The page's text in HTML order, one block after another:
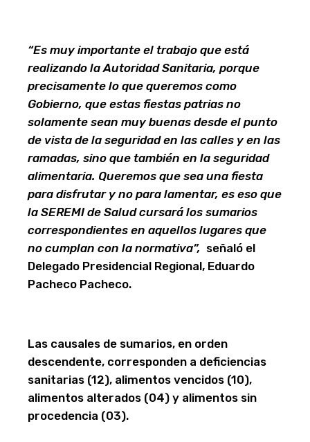
“Es muy importante el trabajo que está
realizando la Autoridad Sanitaria, porque
precisamente lo que queremos como
Gobierno, que estas fiestas patrias no
solamente sean muy buenas desde el punto
de vista de la seguridad en las calles y en las
ramadas, sino que también en la seguridad
alimentaria. Queremos que sea una fiesta
para disfrutar y no para lamentar, es eso que
la SEREMI de Salud cursará los sumarios
correspondientes en aquellos lugares que
no cumplan con la normativa”, señaló el
Delegado Presidencial Regional, Eduardo
Pacheco Pacheco.
Las causales de sumarios, en orden
descendente, corresponden a deficiencias
sanitarias (12), alimentos vencidos (10),
alimentos alterados (04) y alimentos sin
procedencia (03).